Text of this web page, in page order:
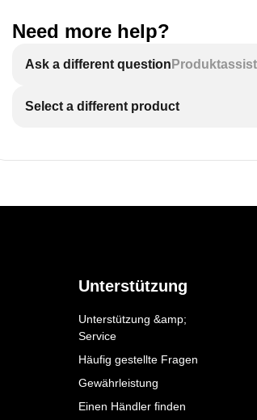
Need more help?
Ask a different question
Select a different product
Unterstützung
Unterstützung &amp;
Service
Häufig gestellte Fragen
Gewährleistung
Einen Händler finden